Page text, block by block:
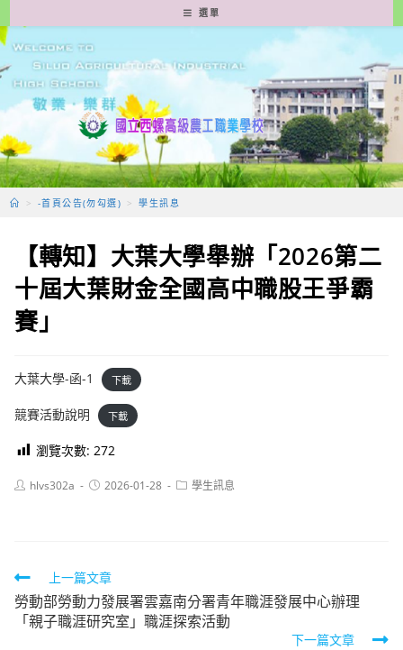
轉
至
要
容
選單
> -首頁公告(勿勾選) > 學生訊息
【轉知】大葉大學舉辦「2026第二
十屆大葉財金全國高中職股王爭霸
賽」
大葉大學-函-1 下載
競賽活動說明 下載
瀏覽次數: 272
Posthlvs302a
Post2026-01-28
Post學生訊息
Read
more
articles
上一篇文章
勞動部勞動力發展署雲嘉南分署青年職涯發展中心辦理
「親子職涯研究室」職涯探索活動
下一篇文章